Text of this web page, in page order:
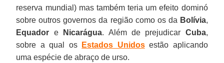
reserva mundial) mas também teria um efeito dominó
sobre outros governos da região como os da Bolívia,
Equador e Nicarágua. Além de prejudicar Cuba,
sobre a qual os
Estados Unidosestão aplicando
uma espécie de abraço de urso.